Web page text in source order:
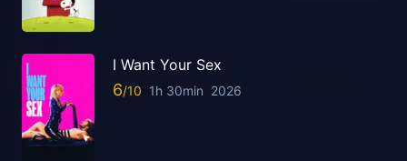
I Want Your Sex
6 1h 30min 2026